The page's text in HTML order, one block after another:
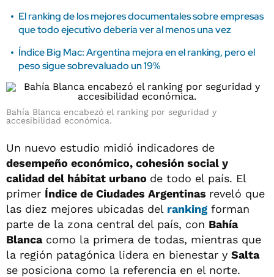
El ranking de los mejores documentales sobre empresas
que todo ejecutivo debería ver al menos una vez
Índice Big Mac: Argentina mejora en el ranking, pero el
peso sigue sobrevaluado un 19%
Bahía Blanca encabezó el ranking por seguridad y
accesibilidad económica.
Un nuevo estudio midió indicadores de
desempeño económico, cohesión social y
calidad del hábitat urbano de todo el país. El
primer Índice de Ciudades Argentinas reveló que
las diez mejores ubicadas del ranking forman
parte de la zona central del país, con Bahía
Blancacomo la primera de todas, mientras que
la región patagónica lidera en bienestar y Salta
se posiciona como la referencia en el norte.